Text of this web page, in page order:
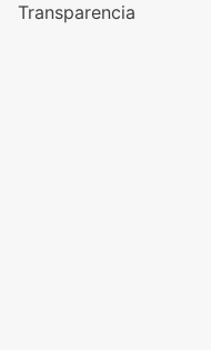
Transparencia